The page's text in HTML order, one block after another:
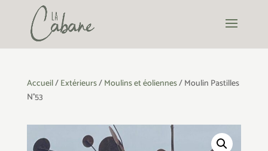
Accueil/Extérieurs/Moulins et éoliennes/ Moulin Pastilles
N°53